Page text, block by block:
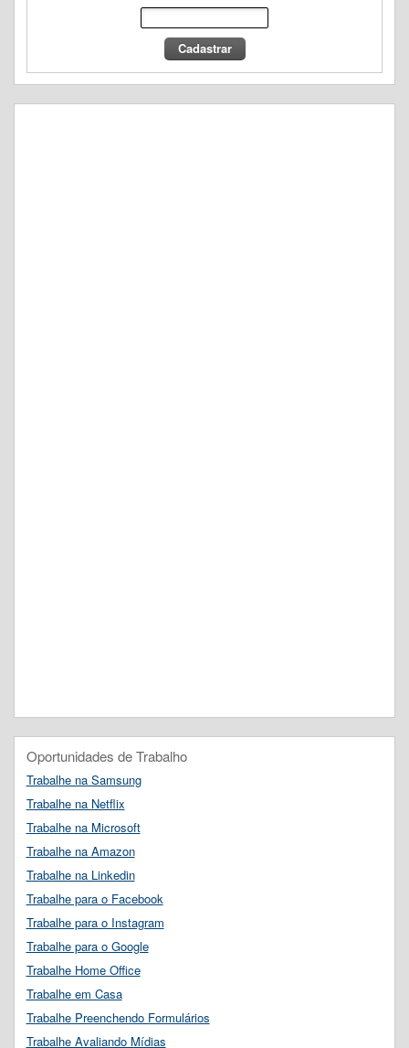
Oportunidades de Trabalho
Trabalhe na Samsung
Trabalhe na Netflix
Trabalhe na Microsoft
Trabalhe na Amazon
Trabalhe na Linkedin
Trabalhe para o Facebook
Trabalhe para o Instagram
Trabalhe para o Google
Trabalhe Home Office
Trabalhe em Casa
Trabalhe Preenchendo Formulários
Trabalhe Avaliando Mídias